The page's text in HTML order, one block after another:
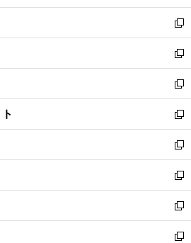
開
く
ウ
で
開
く
ン
ド
ウ
で
開
く
ウ
ィ
ン
ド
ウ
で
開
く
新
し
い
ウ
ィ
ン
ド
ウ
で
開
く
新
し
い
ウ
ィ
ン
ド
ウ
で
開
く
新
し
い
ウ
ィ
ン
ド
ウ
で
開
く
新
し
い
ウ
ィ
ン
ド
ウ
で
新
し
い
ウ
ィ
ン
ド
新
し
い
ウ
ィ
新
し
い
新